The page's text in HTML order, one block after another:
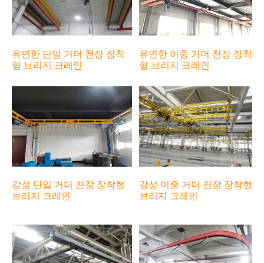
유연한 단일 거더 천장 장착
형 브리지 크레인
유연한 이중 거더 천장 장착
형 브리지 크레인
강성 단일 거더 천장 장착형
브리지 크레인
강성 이중 거더 천장 장착형
브리지 크레인